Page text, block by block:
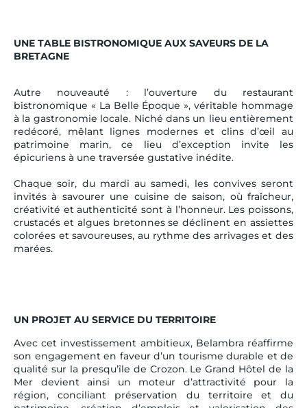
UNE TABLE BISTRONOMIQUE AUX SAVEURS DE LA
BRETAGNE
Autre nouveauté : l’ouverture du restaurant
bistronomique « La Belle Époque », véritable hommage
à la gastronomie locale. Niché dans un lieu entièrement
redécoré, mêlant lignes modernes et clins d’œil au
patrimoine marin, ce lieu d’exception invite les
épicuriens à une traversée gustative inédite.
Chaque soir, du mardi au samedi, les convives seront
invités à savourer une cuisine de saison, où fraîcheur,
créativité et authenticité sont à l’honneur. Les poissons,
crustacés et algues bretonnes se déclinent en assiettes
colorées et savoureuses, au rythme des arrivages et des
marées.
UN PROJET AU SERVICE DU TERRITOIRE
Avec cet investissement ambitieux, Belambra réaffirme
son engagement en faveur d’un tourisme durable et de
qualité sur la presqu’île de Crozon. Le Grand Hôtel de la
Mer devient ainsi un moteur d’attractivité pour la
région, conciliant préservation du territoire et du